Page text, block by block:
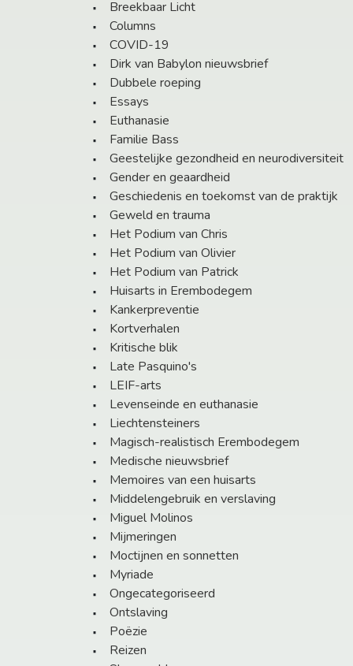
Breekbaar Licht
Columns
COVID-19
Dirk van Babylon nieuwsbrief
Dubbele roeping
Essays
Euthanasie
Familie Bass
Geestelijke gezondheid en neurodiversiteit
Gender en geaardheid
Geschiedenis en toekomst van de praktijk
Geweld en trauma
Het Podium van Chris
Het Podium van Olivier
Het Podium van Patrick
Huisarts in Erembodegem
Kankerpreventie
Kortverhalen
Kritische blik
Late Pasquino's
LEIF-arts
Levenseinde en euthanasie
Liechtensteiners
Magisch-realistisch Erembodegem
Medische nieuwsbrief
Memoires van een huisarts
Middelengebruik en verslaving
Miguel Molinos
Mijmeringen
Moctijnen en sonnetten
Myriade
Ongecategoriseerd
Ontslaving
Poëzie
Reizen